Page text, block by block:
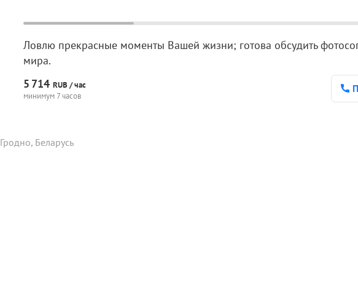
Ловлю прекрасные моменты Вашей жизни; готова обсудить
мира.
5 714 RUB /час
минимум 7 часов
Гродно, Беларусь